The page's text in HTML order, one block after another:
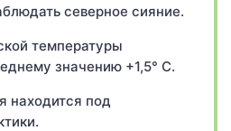
северное сияние.
температуры
значению +1,5° C.
находится под